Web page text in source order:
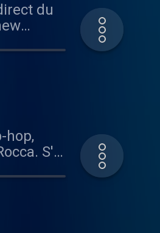
du
hop,
S'il
peu et